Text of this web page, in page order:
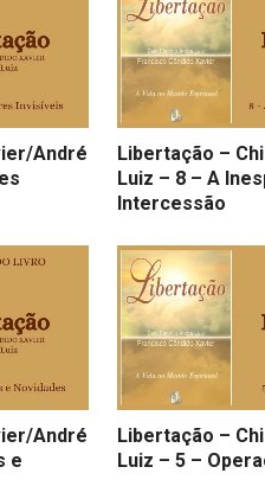
André
Libertação –
Luiz – 8 – A
Intercessão
André
e
Libertação –
Luiz – 5 –